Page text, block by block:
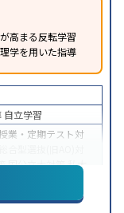
高まる反転学習
学を用いた指導
自立学習
授業・定期テスト対
国公立大対策私大
定)対策
その